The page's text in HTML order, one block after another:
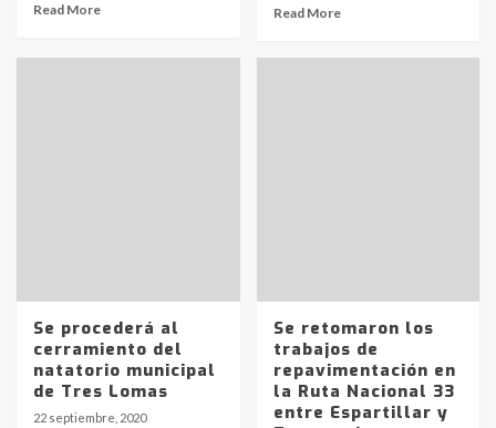
Read More Read More
Se procederá al
cerramiento del
natatorio municipal
de Tres Lomas
22 septiembre, 2020
Se retomaron los
trabajos de
repavimentación en
la Ruta Nacional 33
entre Espartillar y